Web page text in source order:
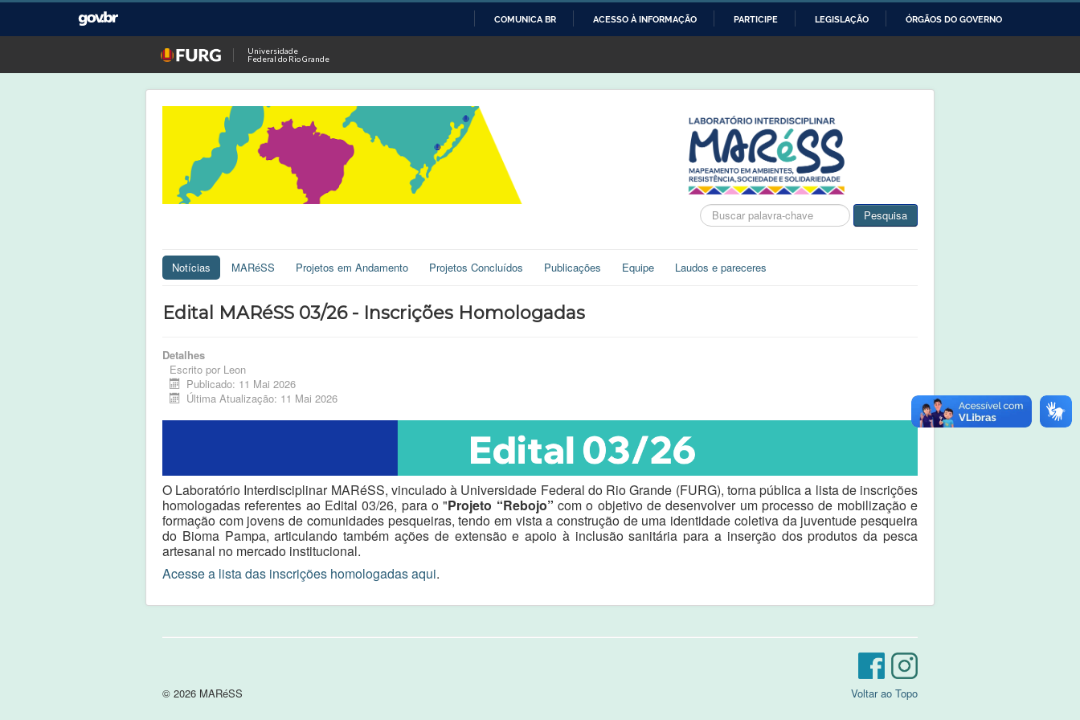
O
CONTEÚDO
COMUNICA BR ACESSO À INFORMAÇÃO PARTICIPE LEGISLAÇÃO ÓRGÃOS DO GOVERNO
Universidade
Federal do Rio Grande
Busca Pesquisa
Notícias MARéSS Projetos em Andamento Projetos Concluídos Publicações Equipe Laudos e pareceres
Edital MARéSS 03/26 - Inscrições Homologadas
Detalhes
Escrito por Leon
Publicado: 11 Mai 2026
Última Atualização: 11 Mai 2026
O Laboratório Interdisciplinar MARéSS, vinculado à Universidade Federal do Rio Grande (FURG), torna pública a lista de inscrições
homologadas referentes ao Edital 03/26, para o "Projeto “Rebojo” com o objetivo de desenvolver um processo de mobilização e
formação com jovens de comunidades pesqueiras, tendo em vista a construção de uma identidade coletiva da juventude pesqueira
do Bioma Pampa, articulando também ações de extensão e apoio à inclusão sanitária para a inserção dos produtos da pesca
artesanal no mercado institucional.
Acesse a lista das inscrições homologadas aqui.
Voltar ao Topo
© 2026 MARéSS